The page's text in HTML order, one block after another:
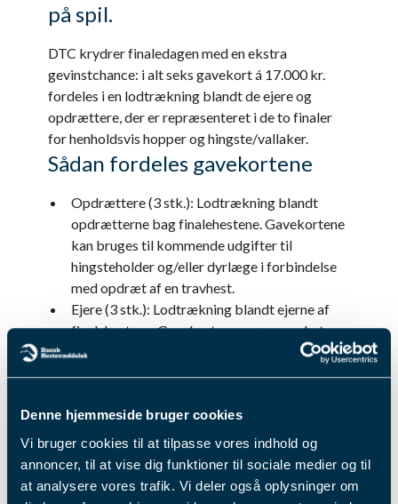
Denne hjemmeside bruger cookies
Vi bruger cookies til at tilpasse vores indhold og
annoncer, til at vise dig funktioner til sociale medier og til
at analysere vores trafik. Vi deler også oplysninger om
på spil.
DTC krydrer finaledagen med en ekstra
gevinstchance: i alt seks gavekort á 17.000 kr.
fordeles i en lodtrækning blandt de ejere og
opdrættere, der er repræsenteret i de to finaler
for henholdsvis hopper og hingste/vallaker.
Sådan fordeles gavekortene
Opdrættere (3 stk.): Lodtrækning blandt
opdrætterne bag finalehestene. Gavekortene
kan bruges til kommende udgifter til
hingsteholder og/eller dyrlæge i forbindelse
med opdræt af en travhest.
Ejere (3 stk.): Lodtrækning blandt ejerne af
finalehestene. Gavekortene er øremærket
træningsudgifter hos en professionel
travtræner af en unghest, der endnu ikke har
opdrættere lidt ekstra spænding på dagen i
Odense og sende et signal om vigtigheden af, at
der vedvarende er ungheste til rådighed i den